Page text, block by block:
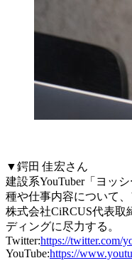
▼鍔田 佳宏さん
建設系YouTuber「ヨッ
種や仕事内容について
株式会社CiRCUS代表
ディングに尽力する。
Twitter:https://twitter.com/
YouTube:https://